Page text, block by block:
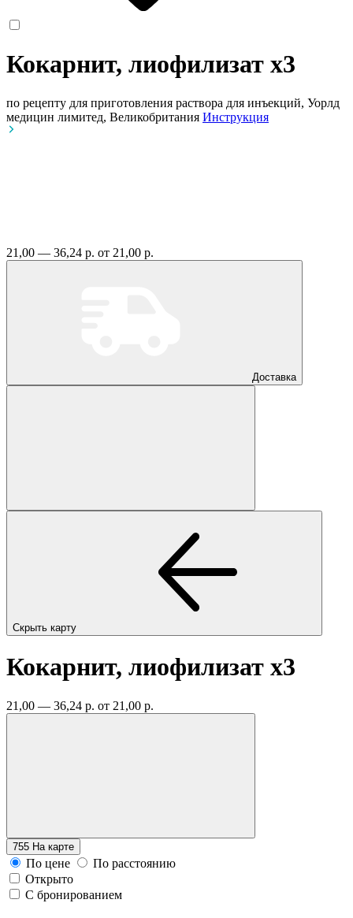
Кокарнит, лиофилизат x3
по рецепту для приготовления раствора для инъекций, Уорлд
медицин лимитед, Великобритания Инструкция
21,00 — 36,24 р. от 21,00 р.
Доставка
Скрыть карту
Кокарнит, лиофилизат x3
21,00 — 36,24 р. от 21,00 р.
755 На карте
По цене
По расстоянию
Открыто
С бронированием